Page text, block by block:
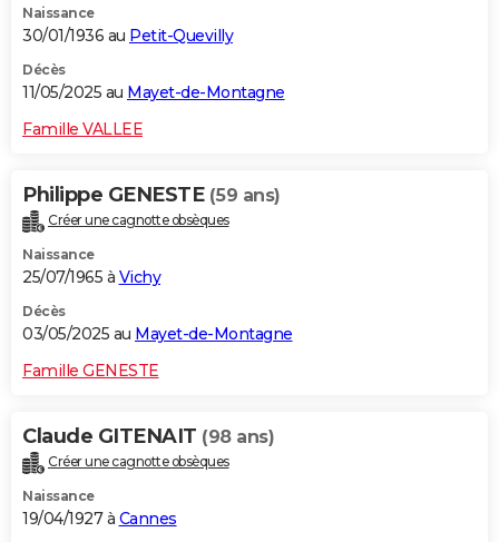
Naissance
30/01/1936 au Petit-Quevilly
Décès
11/05/2025 au Mayet-de-Montagne
Famille VALLEE
Philippe GENESTE (59 ans)
Créer une cagnotte obsèques
Naissance
25/07/1965 à Vichy
Décès
03/05/2025 au Mayet-de-Montagne
Famille GENESTE
Claude GITENAIT (98 ans)
Créer une cagnotte obsèques
Naissance
19/04/1927 à Cannes